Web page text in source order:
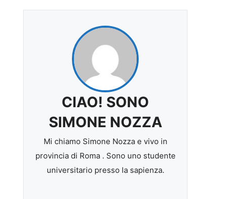
CIAO! SONO
SIMONE NOZZA
Mi chiamo Simone Nozza e vivo in
provincia di Roma . Sono uno studente
universitario presso la sapienza.